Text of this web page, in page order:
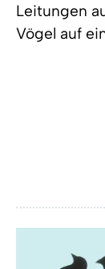
Leitungen
Vögel auf